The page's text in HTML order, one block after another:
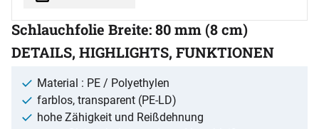
Schlauchfolie Breite: 80 mm (8 cm)
DETAILS, HIGHLIGHTS, FUNKTIONEN
Material : PE / Polyethylen
farblos, transparent (PE-LD)
hohe Zähigkeit und Reißdehnung